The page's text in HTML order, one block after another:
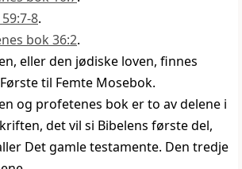
59:7-8.
bok 36:2.
eller den jødiske loven, finnes
til Femte Mosebok.
og profetenes bok er to av delene i
det vil si Bibelens første del,
Det gamle testamente. Den tredje